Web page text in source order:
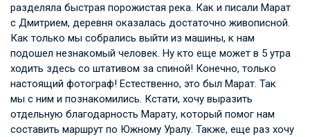
разделяла быстрая порожистая река. Как и писали Марат
с Дмитрием, деревня оказалась достаточно живописной.
Как только мы собрались выйти из машины, к нам
подошел незнакомый человек. Ну кто еще может в 5 утра
ходить здесь со штативом за спиной! Конечно, только
настоящий фотограф! Естественно, это был Марат. Так
мы с ним и познакомились. Кстати, хочу выразить
отдельную благодарность Марату, который помог нам
составить маршрут по Южному Уралу. Также, еще раз хочу